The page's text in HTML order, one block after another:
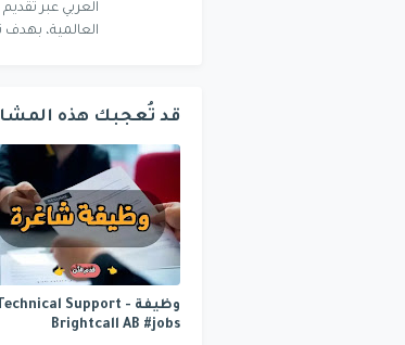
العربي عبر
العالمية،
قد تُعجبك هذه
وظيفة Technical Support -
Brightcall AB #jobs